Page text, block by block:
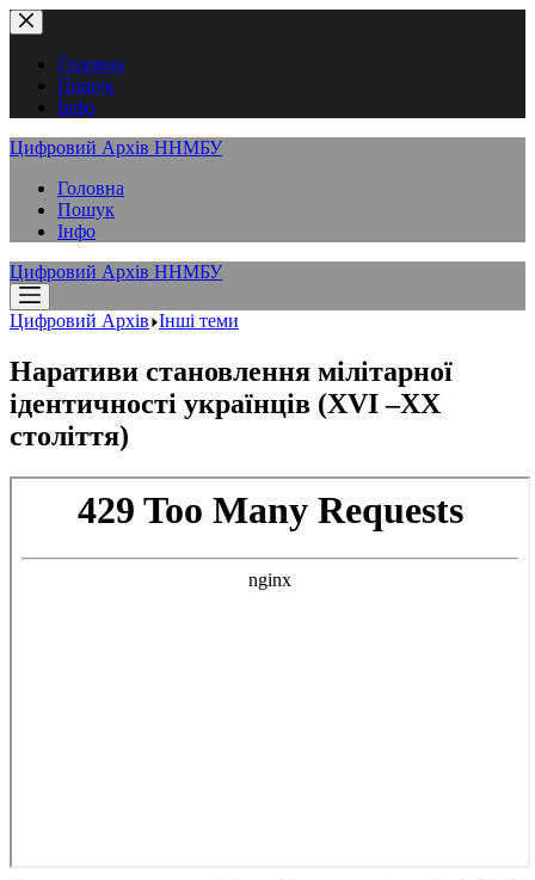
Перейти
до
вмістуГоловна
Пошук
Інфо
Цифровий Архів ННМБУ
Головна
Пошук
Інфо
Цифровий Архів ННМБУ
Цифровий Архів Інші теми
Наративи становлення мілітарної
ідентичності українців (XVI –ХХ
століття)